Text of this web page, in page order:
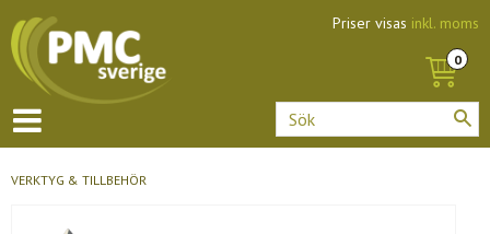
Priser visas inkl. moms
VERKTYG & TILLBEHÖR